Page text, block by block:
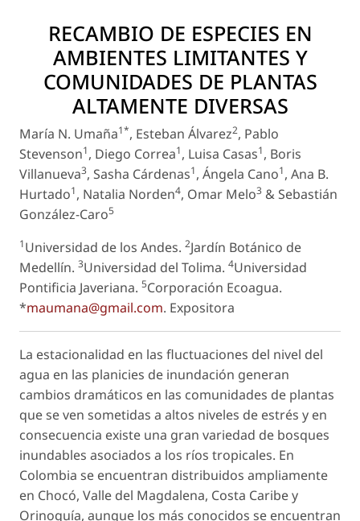
RECAMBIO DE ESPECIES EN
AMBIENTES LIMITANTES Y
COMUNIDADES DE PLANTAS
ALTAMENTE DIVERSAS
María N. Umaña1*, Esteban Álvarez2, Pablo
Stevenson1, Diego Correa1, Luisa Casas1, Boris
Villanueva3, Sasha Cárdenas1, Ángela Cano1, Ana B.
Hurtado1, Natalia Norden4, Omar Melo3 & Sebastián
González-Caro5
1Universidad de los Andes. 2Jardín Botánico de
Medellín. 3Universidad del Tolima. 4Universidad
Pontificia Javeriana. 5Corporación Ecoagua.
*maumana@gmail.com. Expositora
La estacionalidad en las fluctuaciones del nivel del
agua en las planicies de inundación generan
cambios dramáticos en las comunidades de plantas
que se ven sometidas a altos niveles de estrés y en
consecuencia existe una gran variedad de bosques
inundables asociados a los ríos tropicales. En
Colombia se encuentran distribuidos ampliamente
en Chocó, Valle del Magdalena, Costa Caribe y
Orinoquía, aunque los más conocidos se encuentran